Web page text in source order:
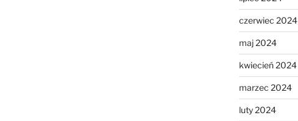
czerwiec 2024
maj 2024
kwiecień 2024
marzec 2024
luty 2024